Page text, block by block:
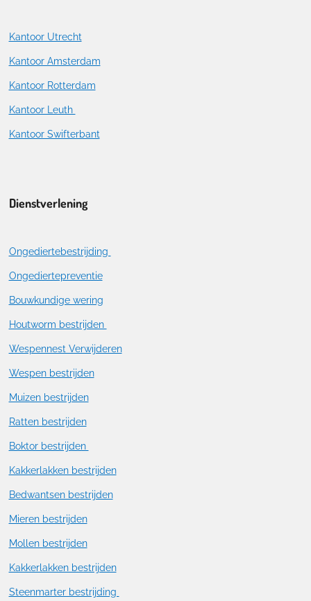
Kantoor Utrecht
Kantoor Amsterdam
Kantoor Rotterdam
Kantoor Leuth
Kantoor Swifterbant
Dienstverlening
Ongediertebestrijding
Ongediertepreventie
Bouwkundige wering
Houtworm bestrijden
Wespennest Verwijderen
Wespen bestrijden
Muizen bestrijden
Ratten bestrijden
Boktor bestrijden
Kakkerlakken bestrijden
Bedwantsen bestrijden
Mieren bestrijden
Mollen bestrijden
Kakkerlakken bestrijden
Steenmarter bestrijding